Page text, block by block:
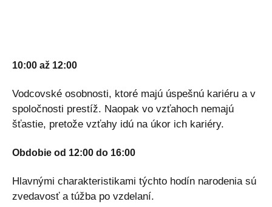
10:00 až 12:00
Vodcovské osobnosti, ktoré majú úspešnú kariéru a v
spoločnosti prestíž. Naopak vo vzťahoch nemajú
šťastie, pretože vzťahy idú na úkor ich kariéry.
Obdobie od 12:00 do 16:00
Hlavnými charakteristikami týchto hodín narodenia sú
zvedavosť a túžba po vzdelaní.